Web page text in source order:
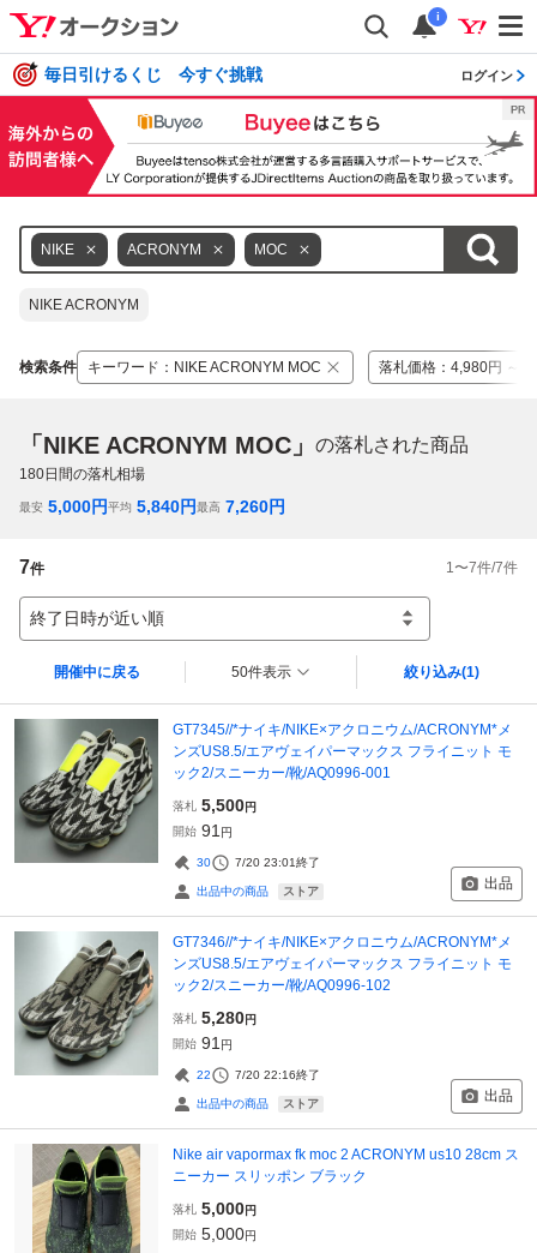
i
毎日引けるくじ 今すぐ挑戦 ログイン
NIKE ACRONYM MOC
NIKE ACRONYM
検索条件 キーワード ： NIKE ACRONYM MOC 落札価格 ： 4,980円 ～
「NIKE ACRONYM MOC」 の落札された商品
180日間の落札相場
最安 5,000円平均 5,840円最高 7,260円
7件 1 〜7件/7件
終了日時が近い順
開催中に戻る 50件表示 絞り込み(1)
GT7345//*ナイキ/NIKE×アクロニウム/ACRONYM*メ
ンズUS8.5/エアヴェイパーマックス フライニット モ
ック2/スニーカー/靴/AQ0996-001
落札 5,500円
開始 91 円
30 7/20 23:01終了
出品中の商品 ストア 出品
GT7346//*ナイキ/NIKE×アクロニウム/ACRONYM*メ
ンズUS8.5/エアヴェイパーマックス フライニット モ
ック2/スニーカー/靴/AQ0996-102
落札 5,280円
開始 91 円
22 7/20 22:16終了
出品中の商品 ストア 出品
Nike air vapormax fk moc 2 ACRONYM us10 28cm ス
ニーカー スリッポン ブラック
落札 5,000円
開始 5,000円